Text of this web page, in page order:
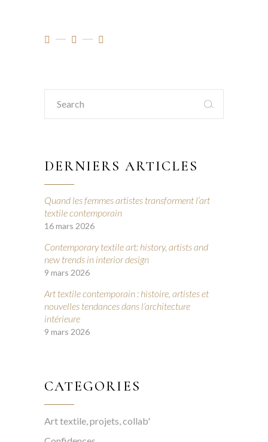
Search
for:
DERNIERS ARTICLES
Quand les femmes artistes transforment l’art
textile contemporain
16 mars 2026
Contemporary textile art: history, artists and
new trends in interior design
9 mars 2026
Art textile contemporain : histoire, artistes et
nouvelles tendances dans l’architecture
intérieure
9 mars 2026
CATEGORIES
Art textile, projets, collab'